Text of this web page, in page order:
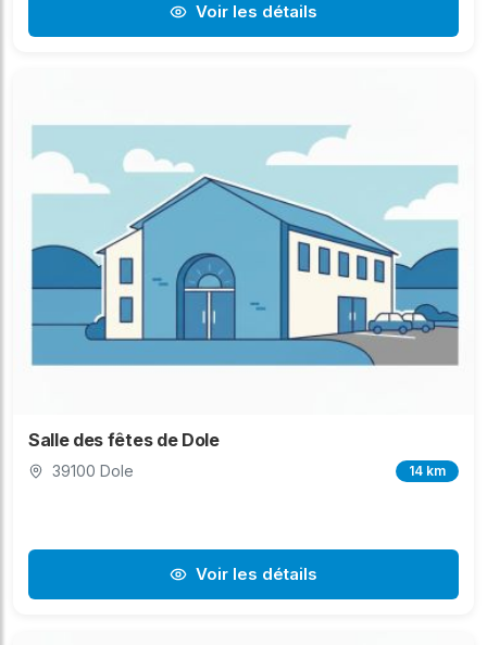
Voir les détails
Salle des fêtes de Dole
39100 Dole 14 km
Voir les détails